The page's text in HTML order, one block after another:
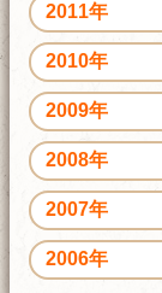
2011年
2010年
2009年
2008年
2007年
2006年